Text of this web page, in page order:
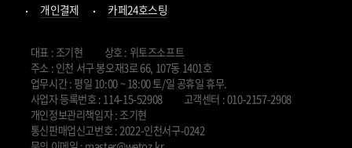
개인결제 카페24호스팅
대표 : 조기현
상호 : 위토즈소프트
주소 : 인천 서구 봉오재3로 66, 107동 1401호
업무시간 : 평일 10:00 ~ 18:00 토/일 공휴일 휴무.
사업자 등록번호 : 114-15-52908
고객센터 : 010-2157-2908
개인정보관리책임자 : 조기현
통신판매업신고번호 : 2022-인천서구-0242